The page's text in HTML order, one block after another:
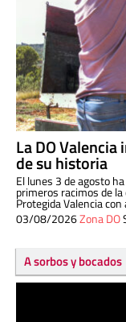
La DO
de su historia
El lunes 3 de agosto
primeros racimos de
Protegida Valencia
03/08/2026Zona DO
A sorbos y bocados